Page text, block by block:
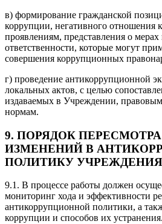
в) формирование гражданской
коррупции, негативного отношения
проявлениям, представления о
ответственности, которые могут
совершения коррупционных
г) проведение антикоррупционной
локальных актов, с целью
издаваемых в Учреждении,
нормам.
9. ПОРЯДОК
ИЗМЕНЕНИЙ В
ПОЛИТИКУ УЧРЕЖДЕНИЯ
9.1. В процессе работы должен
мониторинг хода и эффективности
антикоррупционной политики, а
коррупции и способов их устранения.